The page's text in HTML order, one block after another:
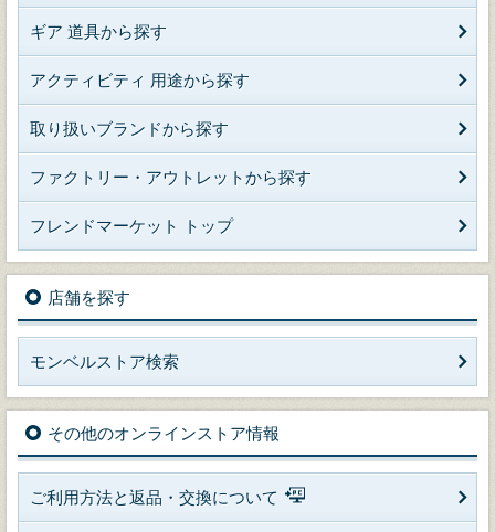
ギア 道具から探す
アクティビティ 用途から探す
取り扱いブランドから探す
ファクトリー・アウトレットから探す
フレンドマーケット トップ
店舗を探す
モンベルストア検索
その他のオンラインストア情報
ご利用方法と返品・交換について